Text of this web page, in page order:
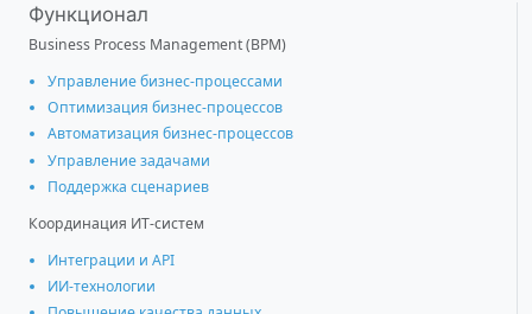
Функционал
Business Process Management (BPM)
Управление бизнес-процессами
Оптимизация бизнес-процессов
Автоматизация бизнес-процессов
Управление задачами
Поддержка сценариев
Координация ИТ-систем
Интеграции и АРІ
ИИ-технологии